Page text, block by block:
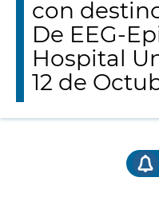
con
De EEG-
Hospital
12 de